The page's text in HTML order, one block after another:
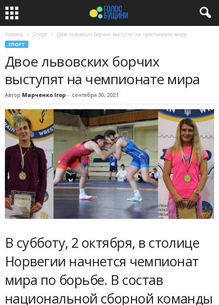
Головна Спорт Двое львовских борчих выступят на чемпионате мира
СПОРТ
Двое львовских борчих
выступят на чемпионате мира
Автор Марченко Ігор - сентября 30, 2021
В субботу, 2 октября, в столице
Норвегии начнется чемпионат
мира по борьбе. В состав
национальной сборной команды